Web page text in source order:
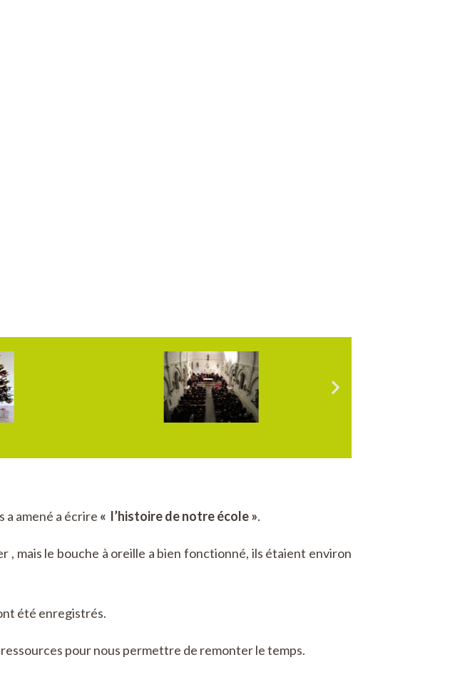
a amené a écrire « l’histoire de notre école ».
, mais le bouche à oreille a bien fonctionné, ils étaient environ
été enregistrés.
pour nous permettre de remonter le temps.